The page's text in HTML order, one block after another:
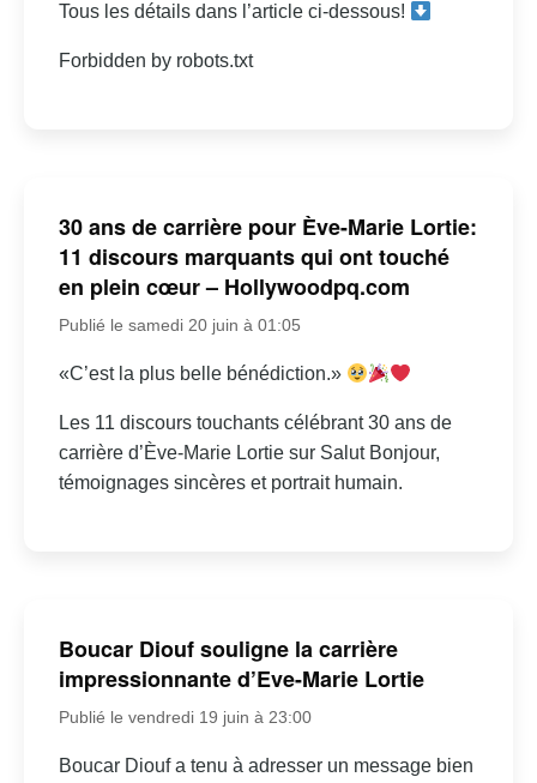
Tous les détails dans l’article ci-dessous!
Forbidden by robots.txt
30 ans de carrière pour Ève-Marie Lortie:
11 discours marquants qui ont touché
en plein cœur – Hollywoodpq.com
Publié le samedi 20 juin à 01:05
«C’est la plus belle bénédiction.»
Les 11 discours touchants célébrant 30 ans de
carrière d’Ève-Marie Lortie sur Salut Bonjour,
témoignages sincères et portrait humain.
Boucar Diouf souligne la carrière
impressionnante d’Eve-Marie Lortie
Publié le vendredi 19 juin à 23:00
Boucar Diouf a tenu à adresser un message bien